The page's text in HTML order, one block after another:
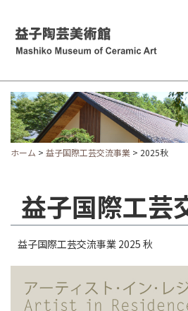
ホーム > 益子国際工芸交流事業 > 2025秋
益子国際工芸
益子国際工芸交流事業 2025 秋